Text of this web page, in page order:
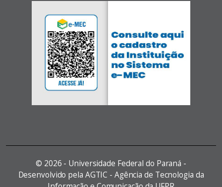
© 2026 - Universidade Federal do Paraná -
Desenvolvido pela AGTIC - Agência de Tecnologia da